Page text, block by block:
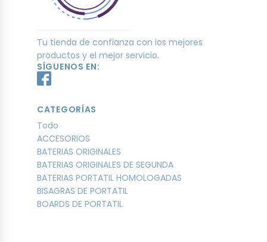
Tu tienda de confianza con los mejores
productos y el mejor servicio.
SÍGUENOS EN:
CATEGORÍAS
Todo
ACCESORIOS
BATERIAS ORIGINALES
BATERIAS ORIGINALES DE SEGUNDA
BATERIAS PORTATIL HOMOLOGADAS
BISAGRAS DE PORTATIL
BOARDS DE PORTATIL